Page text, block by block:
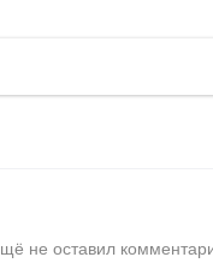
не оставил